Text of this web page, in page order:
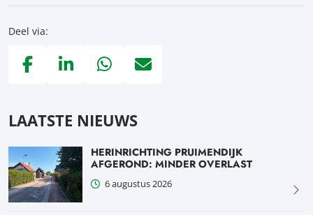
Deel via:
LAATSTE NIEUWS
HERINRICHTING PRUIMENDIJK
AFGEROND: MINDER OVERLAST
6 augustus 2026